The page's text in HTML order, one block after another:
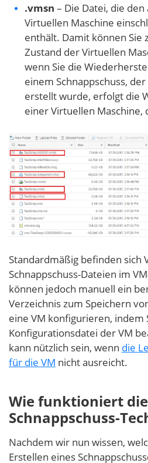
.vmsn – Die Datei, die
Virtuellen Maschine
enthält. Damit können Sie
Zustand der Virtuellen
wenn Sie die
einem Schnappschuss,
erstellt wurde, erfolgt die
einer Virtuellen Maschine,
Standardmäßig befinden sich
Schnappschuss-Dateien im
können jedoch manuell ein
Verzeichnis zum Speichern
eine VM konfigurieren, indem
Konfigurationsdatei der VM
kann nützlich sein, wenn die
für die VM nicht ausreicht.
Wie funktioniert
Schnappschuss-
Nachdem wir nun wissen,
Erstellen eines